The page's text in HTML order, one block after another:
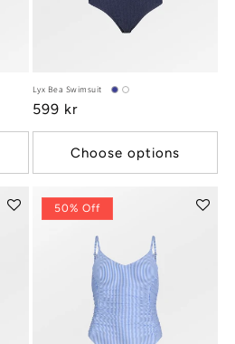
Lyx Bea Swimsuit
Regular
price
599 kr
Choose options
50% Off